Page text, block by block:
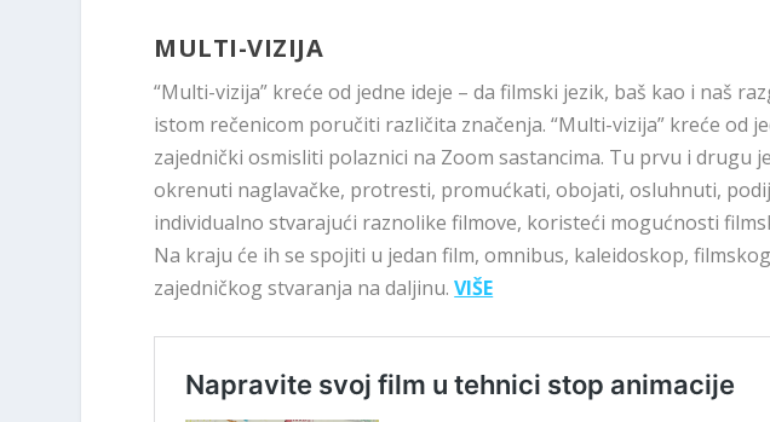
MULTI-VIZIJA
“Multi-vizija” kreće od jedne ideje – da filmski jezik, baš kao i naš
istom rečenicom poručiti različita značenja. “Multi-vizija” kreće od
zajednički osmisliti polaznici na Zoom sastancima. Tu prvu i drugu
okrenuti naglavačke, protresti, promućkati, obojati, osluhnuti,
individualno stvarajući raznolike filmove, koristeći mogućnosti
Na kraju će ih se spojiti u jedan film, omnibus, kaleidoskop,
zajedničkog stvaranja na daljinu.VIŠE